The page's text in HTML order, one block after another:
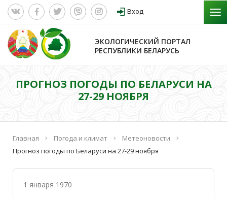
Вход
ЭКОЛОГИЧЕСКИЙ ПОРТАЛ
РЕСПУБЛИКИ БЕЛАРУСЬ
ПРОГНОЗ ПОГОДЫ ПО БЕЛАРУСИ НА
27-29 НОЯБРЯ
Главная Погода и климат
Метеоновости
Прогноз погоды по Беларуси на 27-29 ноября
1 января 1970